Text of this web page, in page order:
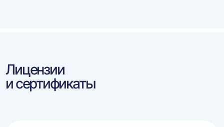
Лицензии
и сертификаты